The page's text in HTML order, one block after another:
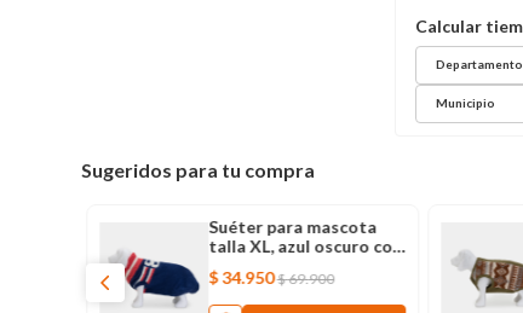
Departamento
Municipio
Sugeridos para tu compra
Suéter para mascota
talla XL, azul oscuro con
rosado
$34.950 $69.900